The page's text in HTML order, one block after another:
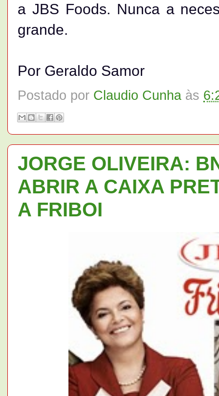
a JBS Foods. Nunca a
grande.
Por Geraldo Samor
Postado por Claudio Cunha às
JORGE OLIVEIRA:
ABRIR A CAIXA
A FRIBOI